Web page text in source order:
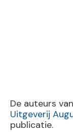
De auteurs
Uitgeverij
publicatie.